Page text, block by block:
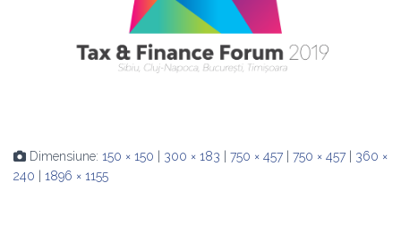
Dimensiune: 150 × 150 300 × 183 750 × 457 750 × 457
360 ×
240
1896 × 1155